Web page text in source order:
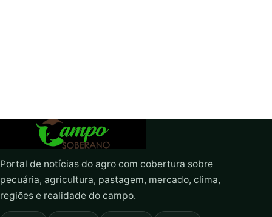
Portal de notícias do agro com cobertura sobre
pecuária, agricultura, pastagem, mercado, clima,
regiões e realidade do campo.